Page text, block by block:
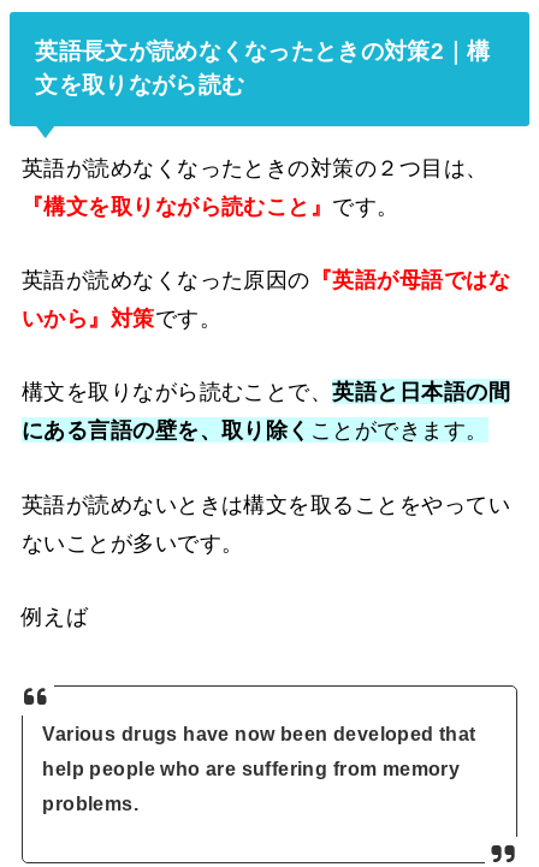
英語長文が読めなくなったときの対策2｜構
文を取りながら読む
英語が読めなくなったときの対策の２つ目は、
『構文を取りながら読むこと』 です。
英語が読めなくなった原因の 『英語が母語ではな
いから』対策です。
構文を取りながら読むことで、英語と日本語の間
にある言語の壁を、取り除く ことができます。
英語が読めないときは構文を取ることをやってい
ないことが多いです。
例えば
Various drugs have now been developed that
help people who are suffering from memory
problems.